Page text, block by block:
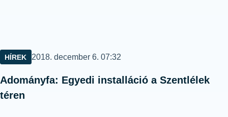
HÍREK Közzétéve:
2018. december 6. 07:32
Adományfa: Egyedi installáció a Szentlélek
téren